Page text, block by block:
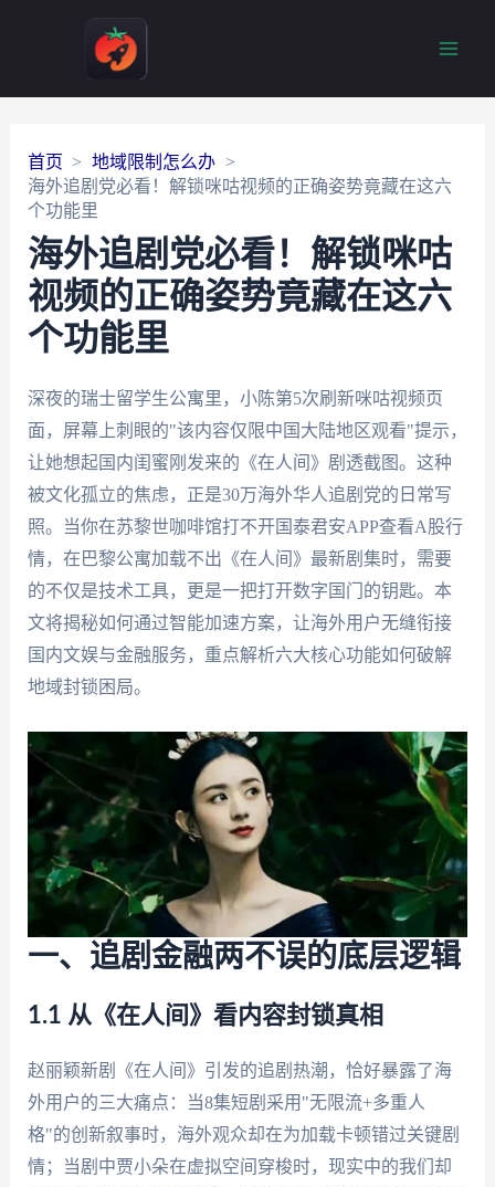
首页
地域限制怎么办
海外追剧党必看！解锁咪咕视频的正确姿势竟藏在这六
个功能里
海外追剧党必看！解锁咪咕
视频的正确姿势竟藏在这六
个功能里
深夜的瑞士留学生公寓里，小陈第5次刷新咪咕视频页
面，屏幕上刺眼的"该内容仅限中国大陆地区观看"提示，
让她想起国内闺蜜刚发来的《在人间》剧透截图。这种
被文化孤立的焦虑，正是30万海外华人追剧党的日常写
照。当你在苏黎世咖啡馆打不开国泰君安APP查看A股行
情，在巴黎公寓加载不出《在人间》最新剧集时，需要
的不仅是技术工具，更是一把打开数字国门的钥匙。本
文将揭秘如何通过智能加速方案，让海外用户无缝衔接
国内文娱与金融服务，重点解析六大核心功能如何破解
地域封锁困局。
一、追剧金融两不误的底层逻辑
1.1 从《在人间》看内容封锁真相
赵丽颖新剧《在人间》引发的追剧热潮，恰好暴露了海
外用户的三大痛点：当8集短剧采用"无限流+多重人
格"的创新叙事时，海外观众却在为加载卡顿错过关键剧
情；当剧中贾小朵在虚拟空间穿梭时，现实中的我们却